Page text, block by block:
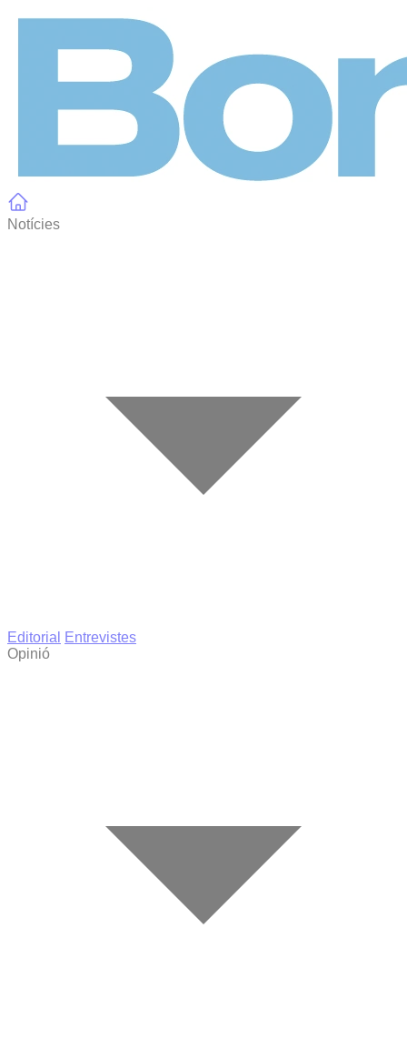
Notícies
Editorial
Entrevistes
Opinió